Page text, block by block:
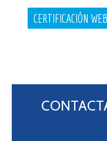
CERTIFICACIÓN WEB